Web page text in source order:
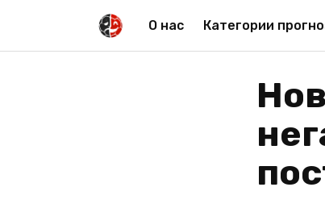
О нас Категории